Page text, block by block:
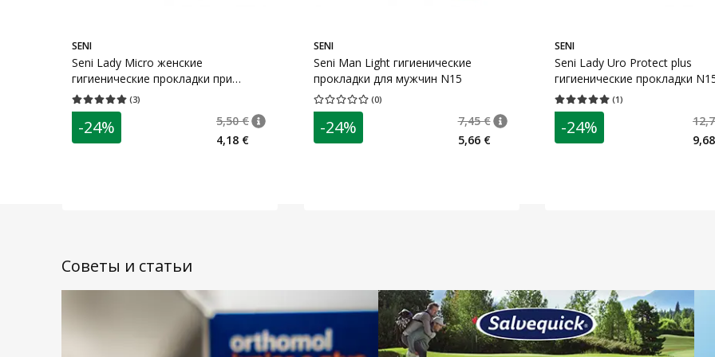
SENI
Seni Lady Micro женские
гигиенические прокладки при
лёгком недержании N20
(3)
Средняя оценка 5.00
-24% 5,50 €
nõuanne
Tavaline hind:5,50 €
4,18 €
SENI
Seni Man Light гигиенические
прокладки для мужчин N15
(0)
Средняя оценка 0.00
-24% 7,45 €
nõuanne
Tavaline hind:7,45 €
5,66 €
SENI
Seni Lady Uro Protect plus
гигиенические прокладки
(1)
Средняя оценка 5.00
-24%
Советы и статьи